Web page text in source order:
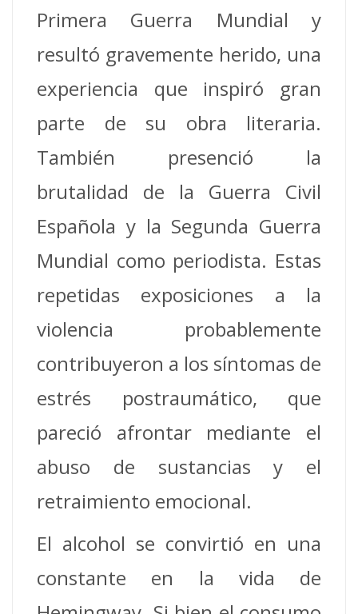
Primera Guerra Mundial y
resultó gravemente herido, una
experiencia que inspiró gran
parte de su obra literaria.
También presenció la
brutalidad de la Guerra Civil
Española y la Segunda Guerra
Mundial como periodista. Estas
repetidas exposiciones a la
violencia probablemente
contribuyeron a los síntomas de
estrés postraumático, que
pareció afrontar mediante el
abuso de sustancias y el
retraimiento emocional.
El alcohol se convirtió en una
constante en la vida de